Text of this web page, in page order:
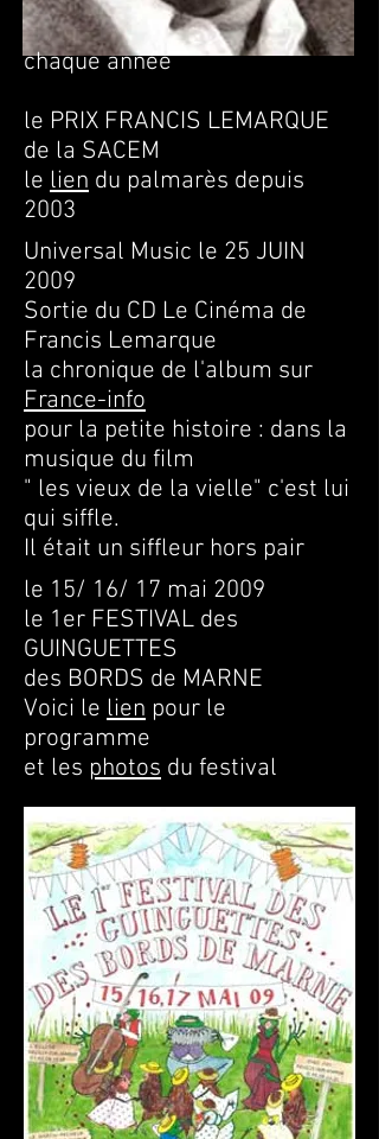
chaque année
le PRIX FRANCIS LEMARQUE
de la SACEM
le lien du palmarès depuis
2003
Universal Music le 25 JUIN
2009
Sortie du CD Le Cinéma de
Francis Lemarque
la chronique de l'album sur
France-info
pour la petite histoire : dans la
musique du film
" les vieux de la vielle" c'est lui
qui siffle.
Il était un siffleur hors pair
le 15/ 16/ 17 mai 2009
le 1er FESTIVAL des
GUINGUETTES
des BORDS de MARNE
Voici le lien pour le
programme
et les photos du festival